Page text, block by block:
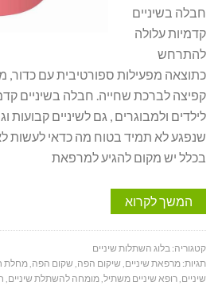
חבלה בשיניים
קדמיות עלולה
להתרחש
כתוצאה מפעילות ספורטיבית עם
קפיצה לברכת שחייה. חבלה בשיניים
לילדים ולמבוגרים , גם לשיניים קבועות
שנפגע לא תמיד בטוח מה כדאי לעשות
בכלל יש מקום להגיע למרפאת
המשך לקרוא
קטגוריה: בלוג השתלות שיניים
תגיות: מרפאת שיניים, שיקום הפה, שקום הפה,מחלת
שיניים,רופא שיניים משתיל,מומחה להשתלת שיניים,